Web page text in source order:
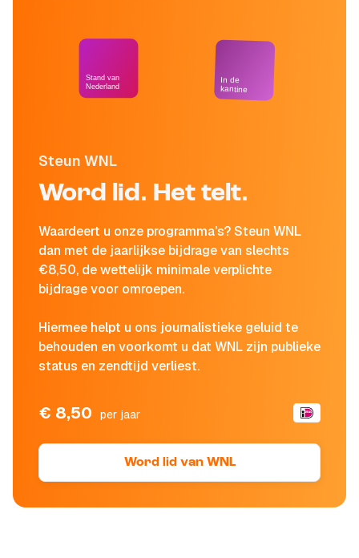
Steun WNL
Word lid. Het telt.
Waardeert u onze programma's? Steun WNL
dan met de jaarlijkse bijdrage van slechts
€8,50, de wettelijk minimale verplichte
bijdrage voor omroepen.
Hiermee helpt u ons journalistieke geluid te
behouden en voorkomt u dat WNL zijn publieke
status en zendtijd verliest.
€ 8,50 per jaar
Word lid van WNL
Stand van
Nederland
In de
kantine